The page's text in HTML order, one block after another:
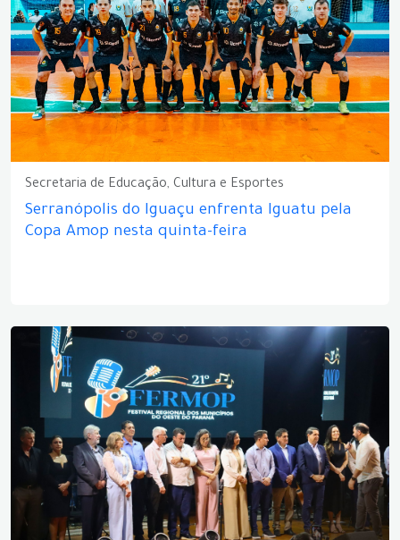
Secretaria de Educação, Cultura e Esportes
Serranópolis do Iguaçu enfrenta Iguatu pela
Copa Amop nesta quinta-feira